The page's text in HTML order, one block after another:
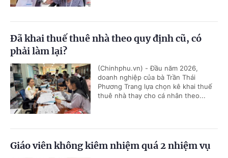
Đã khai thuế thuê nhà theo quy định cũ, có
phải làm lại?
(Chinhphu.vn) - Đầu năm 2026,
doanh nghiệp của bà Trần Thái
Phương Trang lựa chọn kê khai thuế
thuê nhà thay cho cá nhân theo...
Giáo viên không kiêm nhiệm quá 2 nhiệm vụ